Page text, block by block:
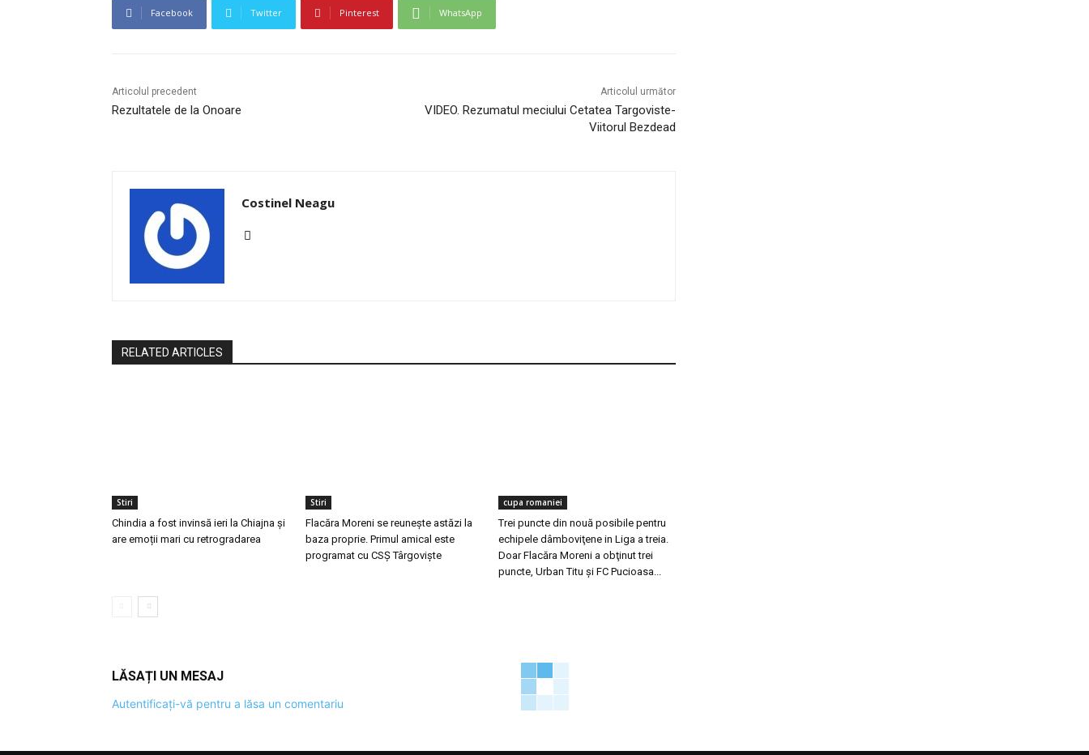
Facebook Twitter Pinterest WhatsApp
Articolul precedent
Rezultatele de la Onoare
Articolul următor
VIDEO. Rezumatul meciului Cetatea Targoviste-
Viitorul Bezdead
Costinel Neagu
RELATED ARTICLES
Stiri
Chindia a fost invinsă ieri la Chiajna și
are emoții mari cu retrogradarea
Stiri
Flacăra Moreni se reuneşte astăzi la
baza proprie. Primul amical este
programat cu CSȘ Târgovişte
cupa romaniei
Trei puncte din nouă posibile pentru
echipele dâmboviţene in Liga a treia.
Doar Flacăra Moreni a obţinut trei
puncte, Urban Titu şi FC Pucioasa...
LĂSAȚI UN MESAJ
Autentificați-vă pentru a lăsa un comentariu